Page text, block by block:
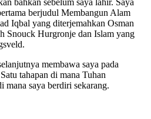
berjudul Membangun Alam
Iqbal yang diterjemahkan Osman
Snouck Hurgronje dan Islam yang
membawa saya pada
tahapan di mana Tuhan
mana saya berdiri sekarang.